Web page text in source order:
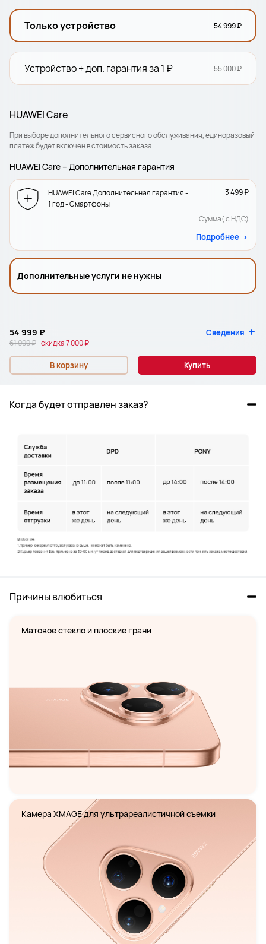
Только устройство 54 999 ₽
Устройство + доп. гарантия за 1 ₽ 55 000 ₽
HUAWEI Care
При выборе дополнительного сервисного обслуживания, единоразовый
платеж будет включен в стоимость заказа.
HUAWEI Care – Дополнительная гарантия
HUAWEI Care Дополнительная гарантия -
1 год - Смартфоны
3 499 ₽
Сумма( с НДС)
Подробнее
Дополнительные услуги не нужны
54 999 ₽ Сведения
61 999 ₽ скидка7 000 ₽
В корзину Купить
Когда будет отправлен заказ?
Матовое стекло и плоские грани
Камера XMAGE для ультрареалистичной съемки